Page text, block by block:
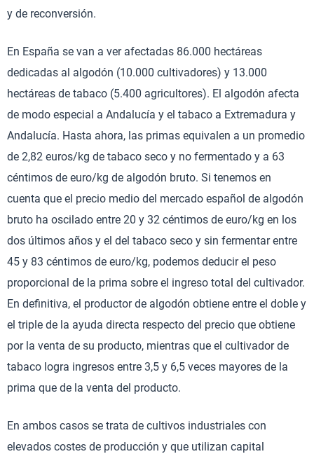
y de reconversión.
En España se van a ver afectadas 86.000 hectáreas
dedicadas al algodón (10.000 cultivadores) y 13.000
hectáreas de tabaco (5.400 agricultores). El algodón afecta
de modo especial a Andalucía y el tabaco a Extremadura y
Andalucía. Hasta ahora, las primas equivalen a un promedio
de 2,82 euros/kg de tabaco seco y no fermentado y a 63
céntimos de euro/kg de algodón bruto. Si tenemos en
cuenta que el precio medio del mercado español de algodón
bruto ha oscilado entre 20 y 32 céntimos de euro/kg en los
dos últimos años y el del tabaco seco y sin fermentar entre
45 y 83 céntimos de euro/kg, podemos deducir el peso
proporcional de la prima sobre el ingreso total del cultivador.
En definitiva, el productor de algodón obtiene entre el doble y
el triple de la ayuda directa respecto del precio que obtiene
por la venta de su producto, mientras que el cultivador de
tabaco logra ingresos entre 3,5 y 6,5 veces mayores de la
prima que de la venta del producto.
En ambos casos se trata de cultivos industriales con
elevados costes de producción y que utilizan capital